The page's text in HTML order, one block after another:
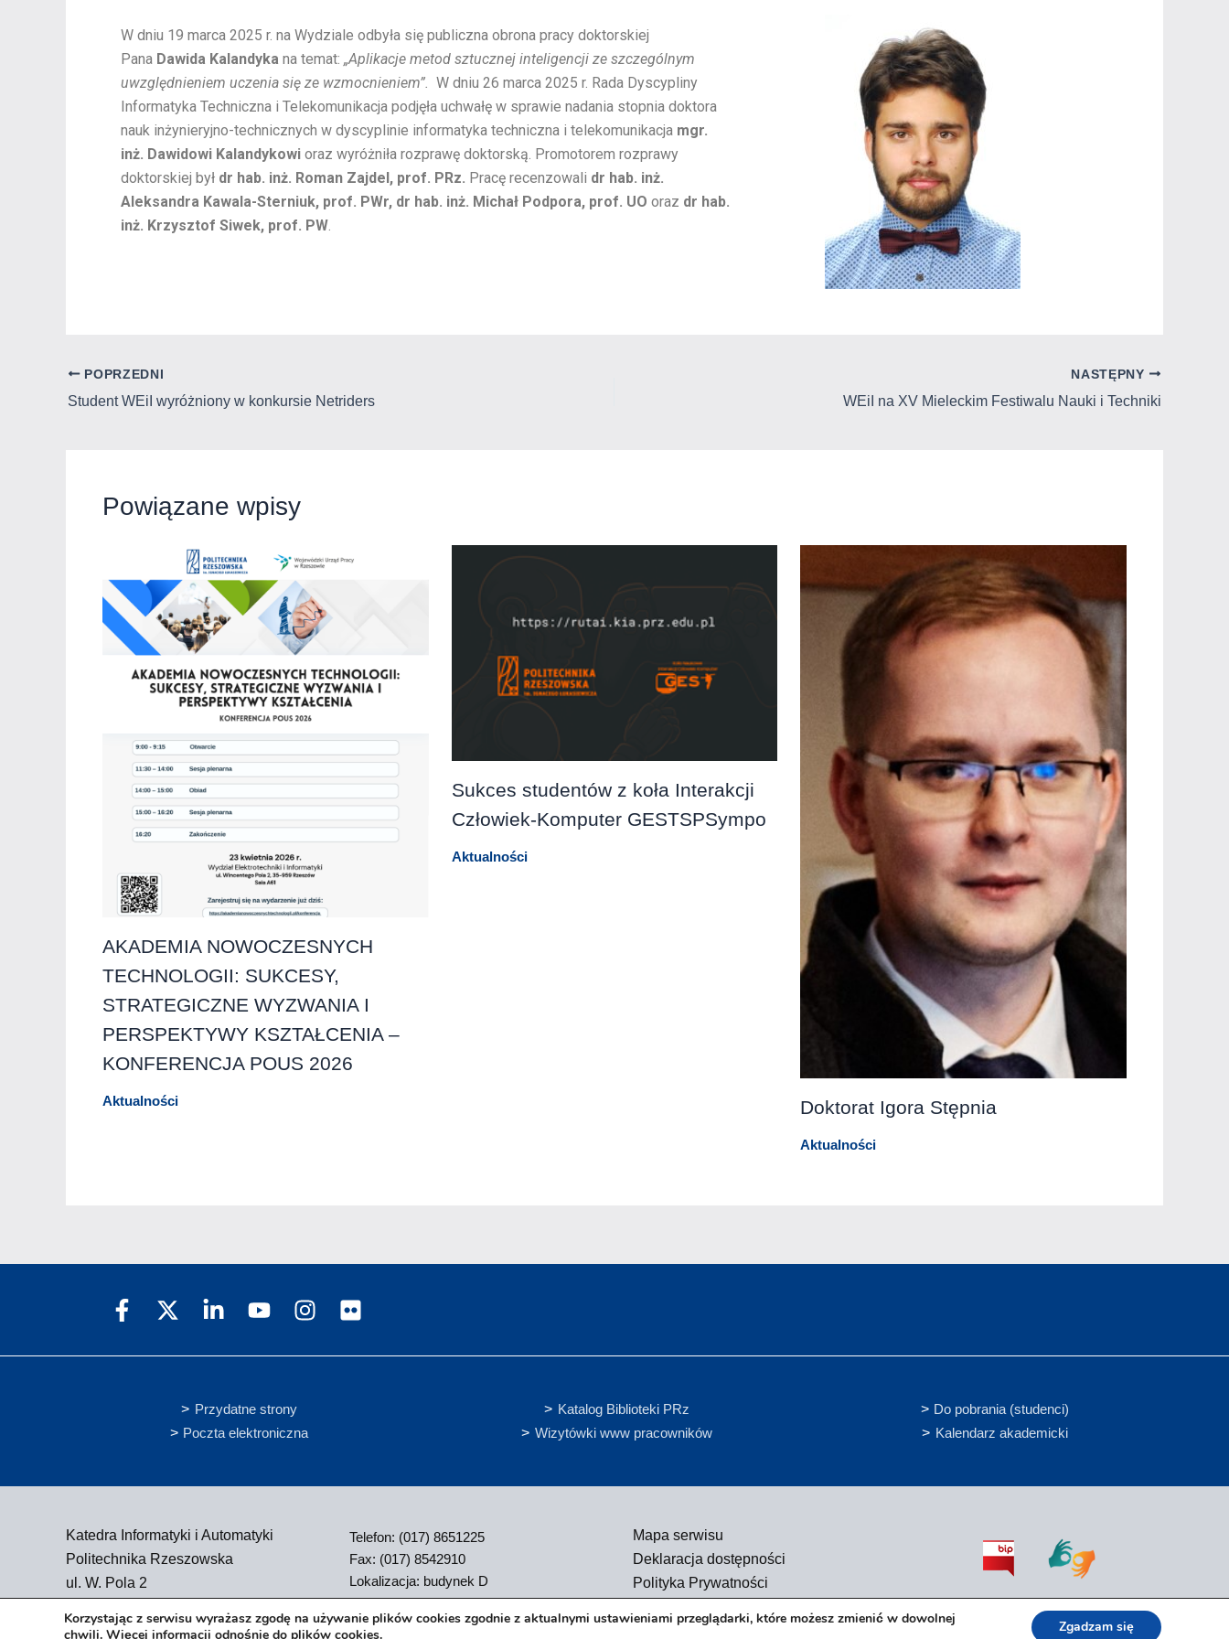
W dniu 19 marca 2025 r. na Wydziale odbyła się publiczna obrona pracy doktorskiej
Pana Dawida Kalandyka na temat: „Aplikacje metod sztucznej inteligencji ze szczególnym
uwzględnieniem uczenia się ze wzmocnieniem”. W dniu 26 marca 2025 r. Rada Dyscypliny
Informatyka Techniczna i Telekomunikacja podjęła uchwałę w sprawie nadania stopnia doktora
nauk inżynieryjno-technicznych w dyscyplinie informatyka techniczna i telekomunikacja mgr.
inż. Dawidowi Kalandykowi oraz wyróżniła rozprawę doktorską. Promotorem rozprawy
doktorskiej był dr hab. inż. Roman Zajdel, prof. PRz. Pracę recenzowali dr hab. inż.
Aleksandra Kawala-Sterniuk, prof. PWr, dr hab. inż. Michał Podpora, prof. UO oraz dr hab.
inż. Krzysztof Siwek, prof. PW.
POPRZEDNI
Student WEiI wyróżniony w konkursie Netriders
NASTĘPNY
WEiI na XV Mieleckim Festiwalu Nauki i Techniki
Powiązane wpisy
AKADEMIA NOWOCZESNYCH
TECHNOLOGII: SUKCESY,
STRATEGICZNE WYZWANIA I
PERSPEKTYWY KSZTAŁCENIA –
KONFERENCJA POUS 2026
Aktualności
Sukces studentów z koła Interakcji
Człowiek-Komputer GESTSPSympo
Aktualności
Doktorat Igora Stępnia
Aktualności
Przydatne strony
Poczta elektroniczna
Katalog Biblioteki PRz
Wizytówki www pracowników
Do pobrania (studenci)
Kalendarz akademicki
Katedra Informatyki i Automatyki
Politechnika Rzeszowska
ul. W. Pola 2
Telefon: (017) 8651225
Fax: (017) 8542910
Lokalizacja: budynek D
Mapa serwisu
Deklaracja dostępności
Polityka Prywatności
Korzystając z serwisu wyrażasz zgodę na używanie plików cookies zgodnie z aktualnymi ustawieniami przeglądarki, które możesz zmienić w dowolnej
chwili. Więcej informacji odnośnie do plików cookies. Zgadzam się